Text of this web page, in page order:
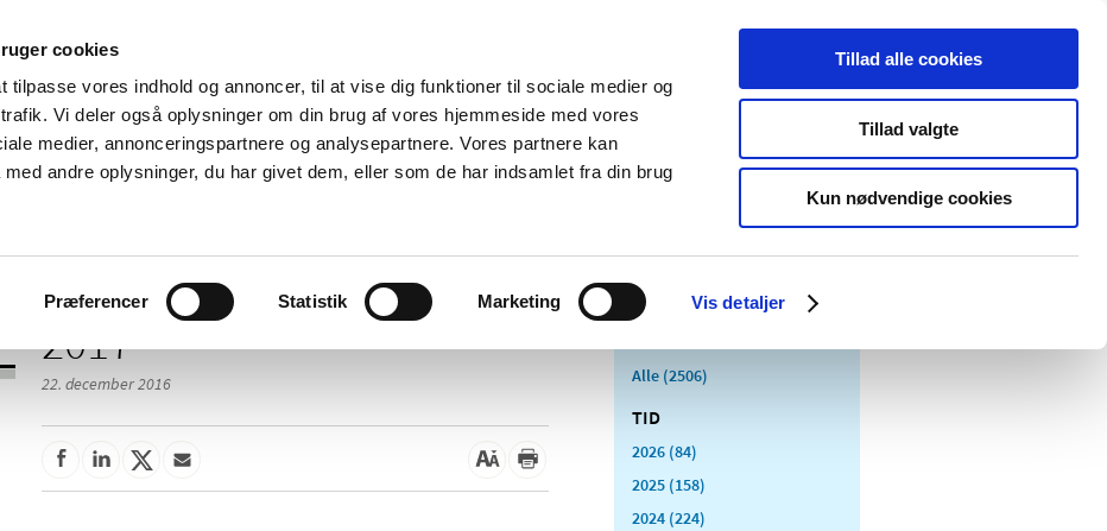
cookies
tilpasse vores indhold og annoncer, til at vise dig funktioner til sociale medier og
Vi deler også oplysninger om din brug af vores hjemmeside med vores
medier, annonceringspartnere og analysepartnere. Vores partnere kan
andre oplysninger, du har givet dem, eller som de har indsamlet fra din brug
Præferencer Statistik Marketing Vis detaljer
Tillad alle cookies
Tillad valgte
Kun nødvendige cookies
Nyheder Om os Kontakt Udgivelser
og
Tilskud og
Apoteker og salg af
Medicinsk
Særlige
produktområder
2017
22. december 2016 Alle (2506)
TID
2026 (84)
2025 (158)
2024 (224)